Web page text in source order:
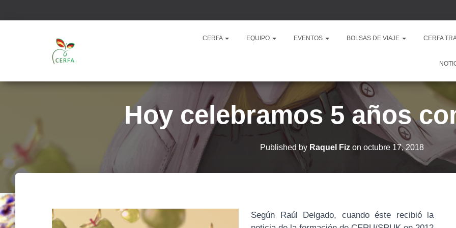
CERFA EQUIPO EVENTOS BOLSAS DE VIAJE CERFA
Hoy celebramos 5 años
Published by Raquel Fiz on octubre 17, 2018
Según Raúl Delgado, cuando éste recibió la